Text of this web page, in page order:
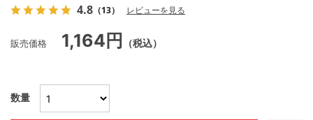
4.8 （13） レビューを見る
販売価格 1,164円 （税込）
数量